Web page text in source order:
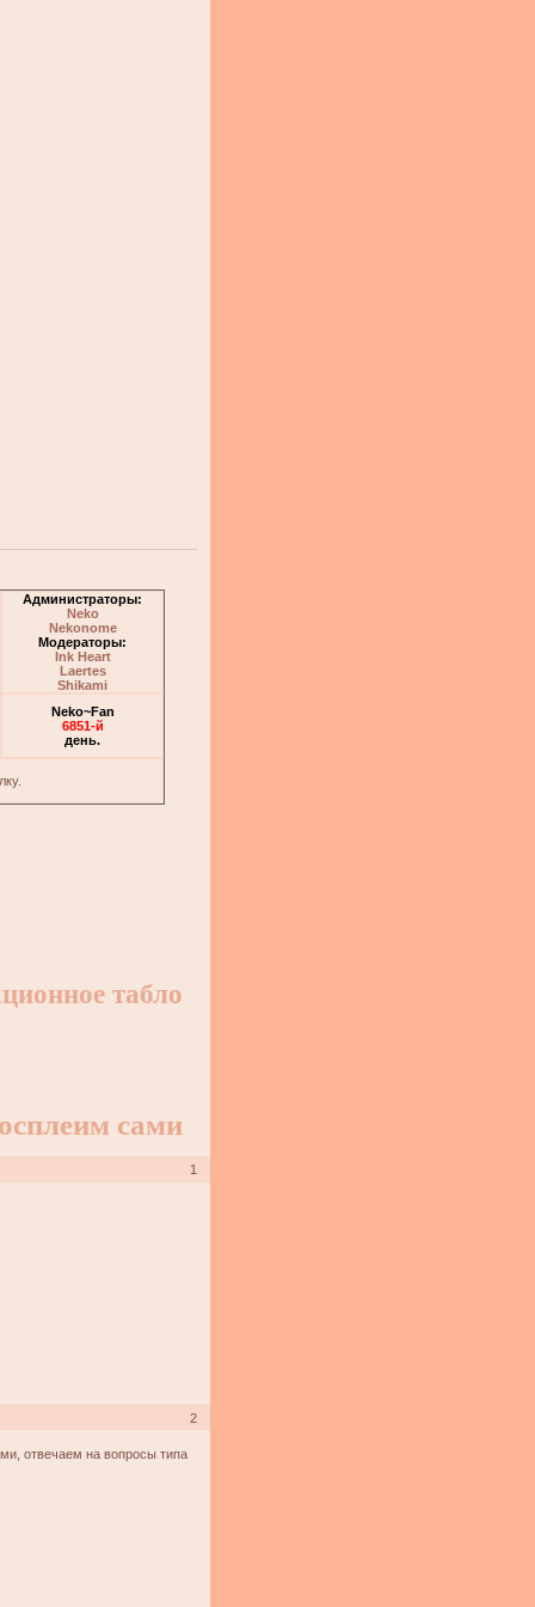
Администраторы:
Neko
Nekonome
Модераторы:
Ink Heart
Laertes
Shikami
Neko~Fan
6851-й
день.
табло
сами
1
2
отвечаем на вопросы типа